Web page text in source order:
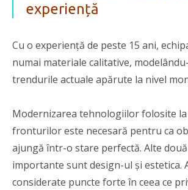
experiență
Cu o experiență de peste 15 ani,
numai materiale calitative,
trendurile actuale apărute la nivel
Modernizarea tehnologiilor folosite
fronturilor este necesară pentru ca
ajungă într-o stare perfectă. Alte
importante sunt design-ul și estetica.
considerate puncte forte în ceea ce